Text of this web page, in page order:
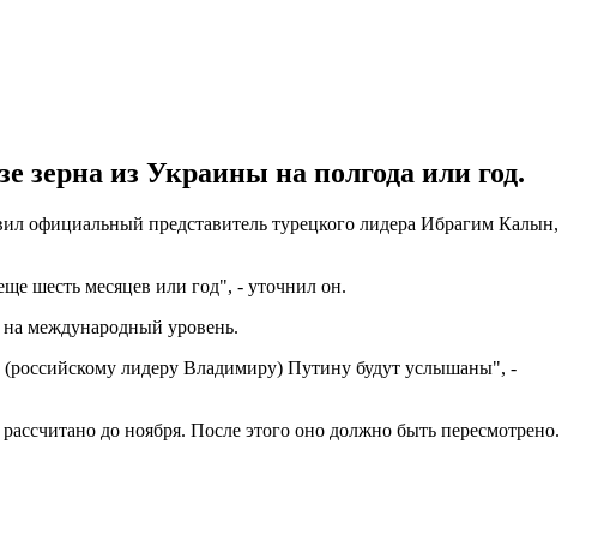
зерна из Украины на полгода или год.
официальный представитель турецкого лидера Ибрагим Калын,
шесть месяцев или год", - уточнил он.
на международный уровень.
лидеру Владимиру) Путину будут услышаны", -
до ноября. После этого оно должно быть пересмотрено.